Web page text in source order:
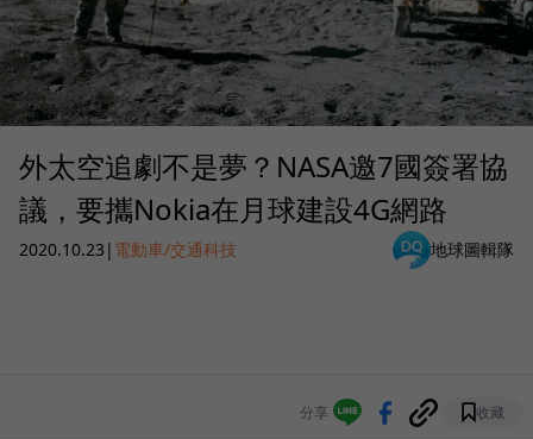
外太空追劇不是夢？NASA邀7國簽署協
議，要攜Nokia在月球建設4G網路
2020.10.23 | 電動車/交通科技 地球圖輯隊
分享 收藏